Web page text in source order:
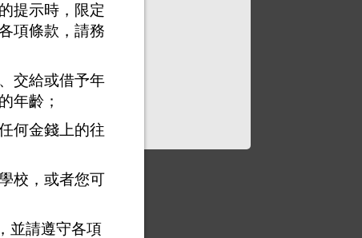
提示時，限定
項條款，請務
交給或借予年
年齡；
何金錢上的往
校，或者您可
，並請遵守各項